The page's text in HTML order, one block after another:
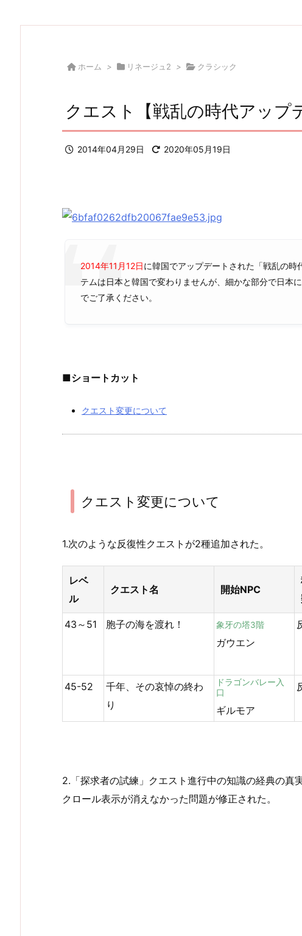
ホーム > リネージュ2 > クラシック
クエスト【戦乱の時代アップ
2014年04月29日 2020年05月19日
2014年11月12日に韓国でアップデートされた「戦乱の
テムは日本と韓国で変わりませんが、細かな部分で日本
でご了承ください。
■ショートカット
クエスト変更について
クエスト変更について
1.次のような反復性クエストが2種追加された。
レベ
ル
クエスト名 開始NPC
43～51 胞子の海を渡れ！ 象牙の塔3階
ガウエン
45-52
千年、その哀悼の終わ
り
ドラゴンバレー入
口
ギルモア
2.「探求者の試練」クエスト進行中の知識の経典の真
クロール表示が消えなかった問題が修正された。